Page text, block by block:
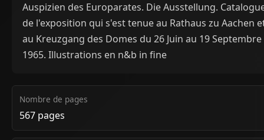
Auspizien des Europarates. Die Ausstellung.
de l'exposition qui s'est tenue au Rathaus zu Aachen
au Kreuzgang des Domes du 26 Juin au 19 Septembre
1965. Illustrations en n&b in fine
Nombre de pages
567 pages